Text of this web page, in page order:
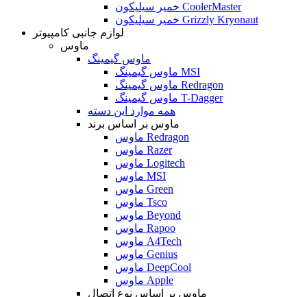
خمیر سیلیکون CoolerMaster
خمیر سیلیکون Grizzly Kryonaut
لوازم جانبی کامپیوتر
ماوس
ماوس گیمینگ
ماوس گیمینگ MSI
ماوس گیمینگ Redragon
ماوس گیمینگ T-Dagger
همه موارد این دسته
ماوس بر اساس برند
ماوس Redragon
ماوس Razer
ماوس Logitech
ماوس MSI
ماوس Green
ماوس Tsco
ماوس Beyond
ماوس Rapoo
ماوس A4Tech
ماوس Genius
ماوس DeepCool
ماوس Apple
ماوس بر اساس نوع اتصال